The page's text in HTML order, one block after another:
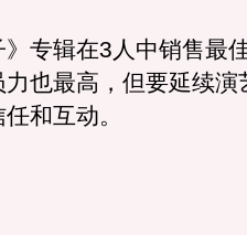
辑在3人中销售最
也最高，但要延续演
和互动。